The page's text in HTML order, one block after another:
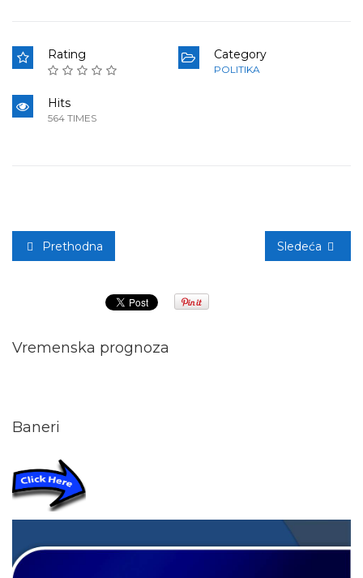
Rating Category
POLITIKA
Hits
564 TIMES
Prethodna Sledeća
Vremenska prognoza
Baneri